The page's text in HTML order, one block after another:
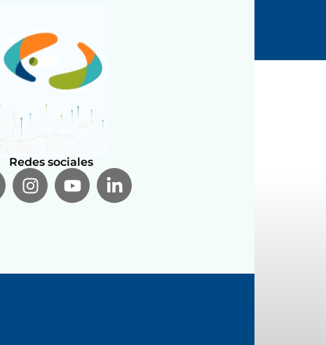
Redes sociales